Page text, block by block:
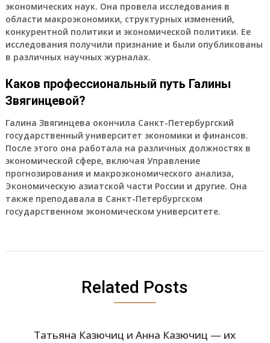
экономических наук. Она провела исследования в
области макроэкономики, структурных изменений,
конкурентной политики и экономической политики. Ее
исследования получили признание и были опубликованы
в различных научных журналах.
Каков профессиональный путь Галины
Звягинцевой?
Галина Звягинцева окончила Санкт-Петербургский
государственный университет экономики и финансов.
После этого она работала на различных должностях в
экономической сфере, включая Управление
прогнозирования и макроэкономического анализа,
Экономическую азиатской части России и другие. Она
также преподавала в Санкт-Петербургском
государственном экономическом университете.
Related Posts
Татьяна Казючиц и Анна Казючиц — их